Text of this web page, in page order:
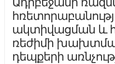
ակտիվացման և
ռեժիմի
դեպքերի